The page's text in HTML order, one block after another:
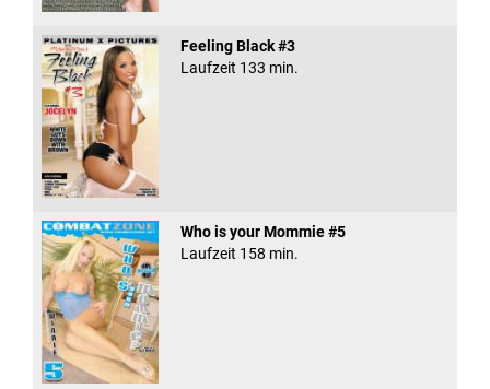
Feeling Black #3
Laufzeit 133 min.
Who is your Mommie #5
Laufzeit 158 min.